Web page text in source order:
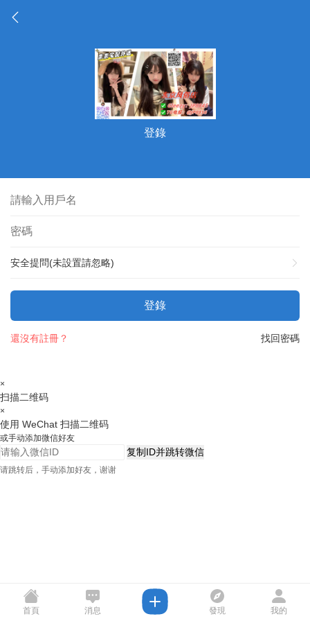
登錄
安全提問(未設置請忽略)
登錄
找回密碼
還沒有註冊？
×
扫描二维码
×
使用 WeChat 扫描二维码
或手动添加微信好友
复制ID并跳转微信
请跳转后，手动添加好友，谢谢
首頁 消息 發現 我的